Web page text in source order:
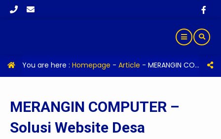
You are here : Homepage - Article - MERANGIN COMPUTER – Solusi Website Desa Profesional di Kota Bangko
MERANGIN COMPUTER –
Solusi Website Desa